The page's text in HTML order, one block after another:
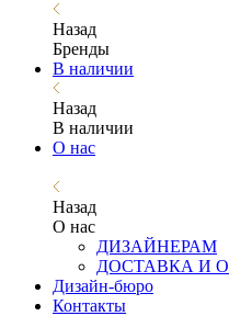
Назад
Бренды
В наличии
Назад
В наличии
О нас
Назад
О нас
ДИЗАЙНЕРАМ
ДОСТАВКА И
Дизайн-бюро
Контакты